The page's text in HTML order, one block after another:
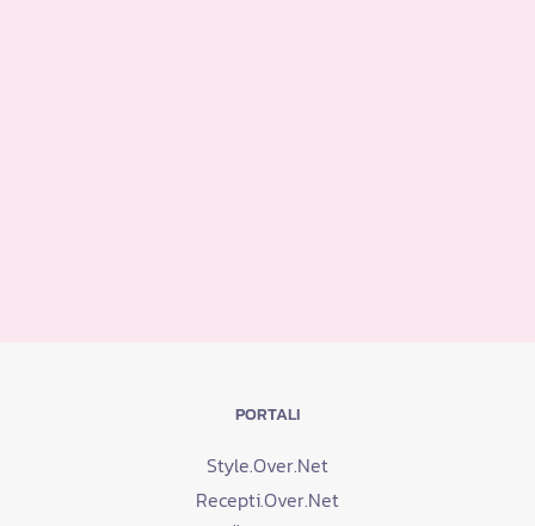
PORTALI
Style.Over.Net
Recepti.Over.Net